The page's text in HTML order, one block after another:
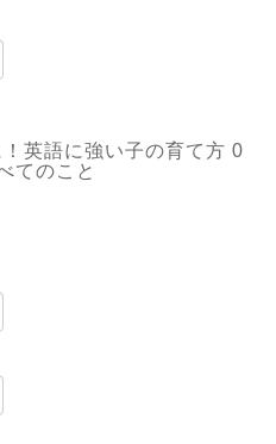
英語に強い子の育て方 0
てのこと